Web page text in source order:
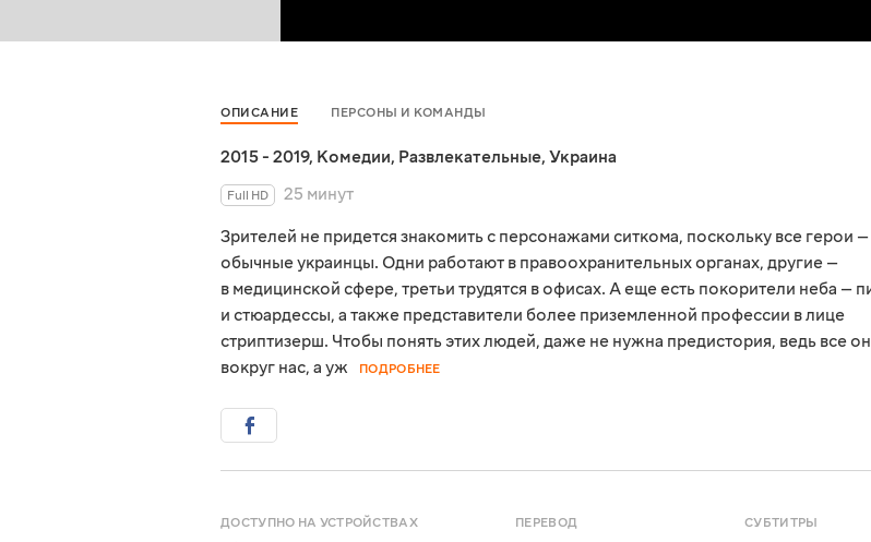
ОПИСАНИЕ ПЕРСОНЫ И КОМАНДЫ
2015 - 2019, Комедии, Развлекательные, Украина
Full HD
25 минут
Зрителей не придется знакомить с персонажами ситкома, поскольку все герои —
обычные украинцы. Одни работают в правоохранительных органах, другие —
в медицинской сфере, третьи трудятся в офисах. А еще есть покорители неба —
и стюардессы, а также представители более приземленной профессии в лице
стриптизерш. Чтобы понять этих людей, даже не нужна предистория, ведь все
вокруг нас, а уж
ПОДРОБНЕЕ
ДОСТУПНО НА УСТРОЙСТВАХ
ПЕРЕВОД СУБТИТРЫ